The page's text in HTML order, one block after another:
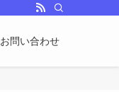
お問い合わせ